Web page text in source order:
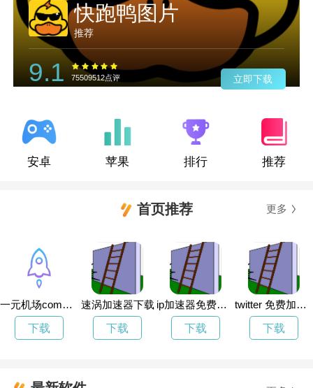
快跑鸭图片
推荐
9.1 75509512点评 立即下载
安卓 苹果 排行 推荐
首页推荐 更多
一元机场com入口
下载
速涡加速器下载
下载
ip加速器免费版电脑版
下载
twitter 免费加速器
下载